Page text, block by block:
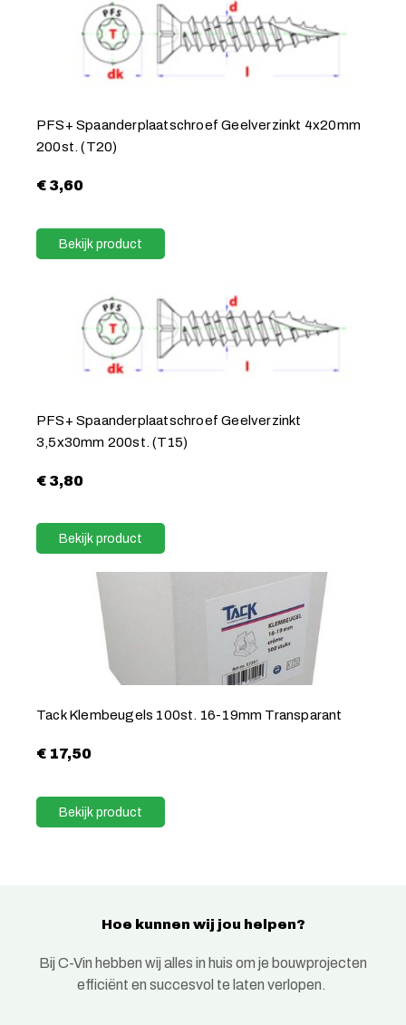
PFS+ Spaanderplaatschroef Geelverzinkt 4x20mm
200st. (T20)
€3,60
Bekijk product
PFS+ Spaanderplaatschroef Geelverzinkt
3,5x30mm 200st. (T15)
€3,80
Bekijk product
Tack Klembeugels 100st. 16-19mm Transparant
€ 17,50
Bekijk product
Hoe kunnen wij jou helpen?
Bij C-Vin hebben wij alles in huis om je bouwprojecten
efficiënt en succesvol te laten verlopen.